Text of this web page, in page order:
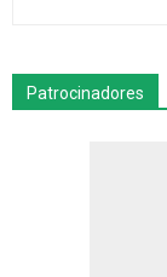
Patrocinadores